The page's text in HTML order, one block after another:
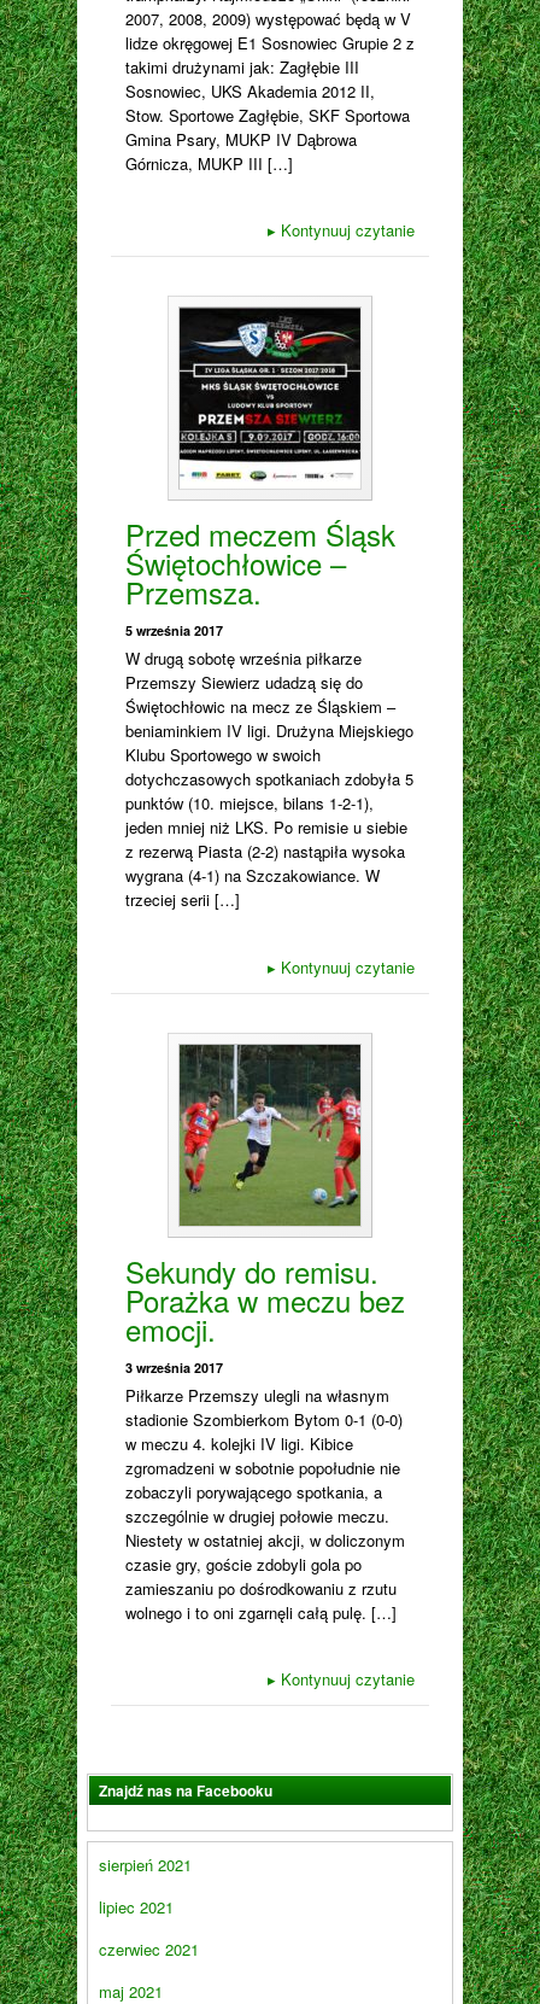
2007, 2008, 2009) występować będą w V
lidze okręgowej E1 Sosnowiec Grupie 2 z
takimi drużynami jak: Zagłębie III
Sosnowiec, UKS Akademia 2012 II,
Stow. Sportowe Zagłębie, SKF Sportowa
Gmina Psary, MUKP IV Dąbrowa
Górnicza, MUKP III […]
▸ Kontynuuj czytanie
Przed meczem Śląsk
Świętochłowice –
Przemsza.
5 września 2017
W drugą sobotę września piłkarze
Przemszy Siewierz udadzą się do
Świętochłowic na mecz ze Śląskiem –
beniaminkiem IV ligi. Drużyna Miejskiego
Klubu Sportowego w swoich
dotychczasowych spotkaniach zdobyła 5
punktów (10. miejsce, bilans 1-2-1),
jeden mniej niż LKS. Po remisie u siebie
z rezerwą Piasta (2-2) nastąpiła wysoka
wygrana (4-1) na Szczakowiance. W
trzeciej serii […]
▸ Kontynuuj czytanie
Sekundy do remisu.
Porażka w meczu bez
emocji.
3 września 2017
Piłkarze Przemszy ulegli na własnym
stadionie Szombierkom Bytom 0-1 (0-0)
w meczu 4. kolejki IV ligi. Kibice
zgromadzeni w sobotnie popołudnie nie
zobaczyli porywającego spotkania, a
szczególnie w drugiej połowie meczu.
Niestety w ostatniej akcji, w doliczonym
czasie gry, goście zdobyli gola po
zamieszaniu po dośrodkowaniu z rzutu
wolnego i to oni zgarnęli całą pulę. […]
▸ Kontynuuj czytanie
Znajdź nas na Facebooku
sierpień 2021
lipiec 2021
czerwiec 2021
maj 2021